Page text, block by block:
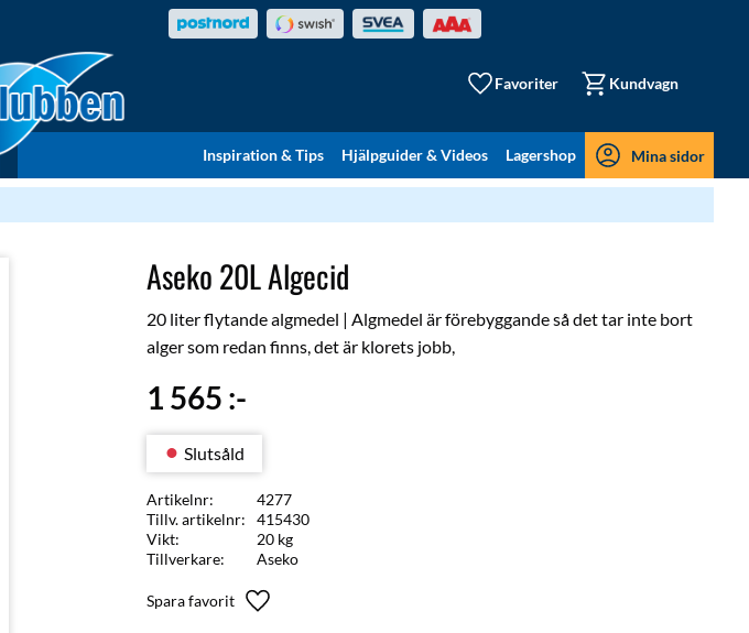
Favoriter Kundvagn
Inspiration & Tips Hjälpguider & Videos Lagershop Mina sidor
Aseko 20L Algecid
20 liter flytande algmedel | Algmedel är förebyggande så det tar inte bort
alger som redan finns, det är klorets jobb,
1 565 :-
Lägg till i favoriter
Slutsåld
Artikelnr
4277
Tillv. artikelnr
415430
Vikt
20 kg
Tillverkare
Aseko